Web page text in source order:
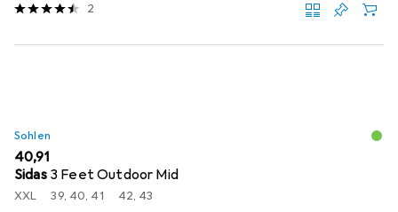
2
Sohlen
EUR
40,91
Sidas 3 Feet Outdoor Mid
XXL 39, 40, 41 42, 43